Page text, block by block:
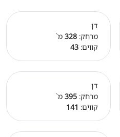
דן
מרחק: 328 מ`
קווים: 43
דן
מרחק: 395 מ`
קווים: 141